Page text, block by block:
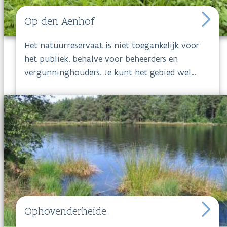
Op den Aenhof
Het natuurreservaat is niet toegankelijk voor
het publiek, behalve voor beheerders en
vergunninghouders. Je kunt het gebied wel
het verlengde van de Asseweg en langs de
spoorweg ligt. Misschien zie je wel één van de
vele vogels die er regelmatig vertoeven. Voor
overwinteraars en doortrekkers is
Aenhofnamelijk erg belangrijk, vooral dan voor
eenden en steltlopers.
Ophovenderheide